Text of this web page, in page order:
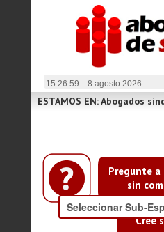
15:26:59 - 8 agosto 2026
Pregunte
sin
Cree
ESTAMOS EN: Abogados